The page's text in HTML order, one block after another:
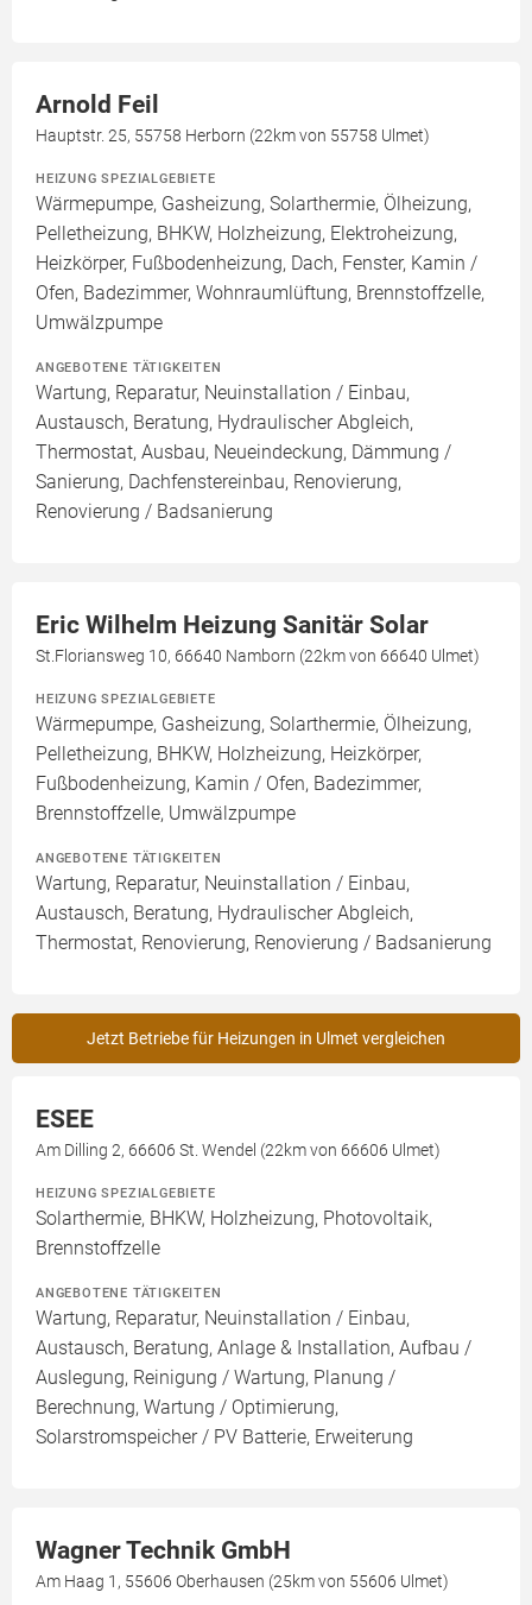
Arnold Feil
Hauptstr. 25, 55758 Herborn (22km von 55758 Ulmet)
HEIZUNG SPEZIALGEBIETE
Wärmepumpe, Gasheizung, Solarthermie, Ölheizung,
Pelletheizung, BHKW, Holzheizung, Elektroheizung,
Heizkörper, Fußbodenheizung, Dach, Fenster, Kamin /
Ofen, Badezimmer, Wohnraumlüftung, Brennstoffzelle,
Umwälzpumpe
ANGEBOTENE TÄTIGKEITEN
Wartung, Reparatur, Neuinstallation / Einbau,
Austausch, Beratung, Hydraulischer Abgleich,
Thermostat, Ausbau, Neueindeckung, Dämmung /
Sanierung, Dachfenstereinbau, Renovierung,
Renovierung / Badsanierung
Eric Wilhelm Heizung Sanitär Solar
St.Floriansweg 10, 66640 Namborn (22km von 66640 Ulmet)
HEIZUNG SPEZIALGEBIETE
Wärmepumpe, Gasheizung, Solarthermie, Ölheizung,
Pelletheizung, BHKW, Holzheizung, Heizkörper,
Fußbodenheizung, Kamin / Ofen, Badezimmer,
Brennstoffzelle, Umwälzpumpe
ANGEBOTENE TÄTIGKEITEN
Wartung, Reparatur, Neuinstallation / Einbau,
Austausch, Beratung, Hydraulischer Abgleich,
Thermostat, Renovierung, Renovierung / Badsanierung
Jetzt Betriebe für Heizungen in Ulmet vergleichen
ESEE
Am Dilling 2, 66606 St. Wendel (22km von 66606 Ulmet)
HEIZUNG SPEZIALGEBIETE
Solarthermie, BHKW, Holzheizung, Photovoltaik,
Brennstoffzelle
ANGEBOTENE TÄTIGKEITEN
Wartung, Reparatur, Neuinstallation / Einbau,
Austausch, Beratung, Anlage & Installation, Aufbau /
Auslegung, Reinigung / Wartung, Planung /
Berechnung, Wartung / Optimierung,
Solarstromspeicher / PV Batterie, Erweiterung
Wagner Technik GmbH
Am Haag 1, 55606 Oberhausen (25km von 55606 Ulmet)